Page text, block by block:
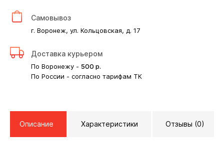
Самовывоз
г. Воронеж, ул. Кольцовская, д. 17
Доставка курьером
По Воронежу - 500 р.
По России - согласно тарифам ТК
Описание Характеристики Отзывы (0)